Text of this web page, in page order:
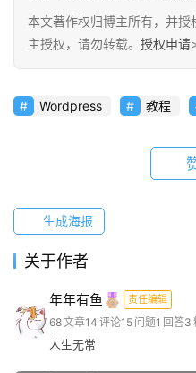
首
页
栏
目
讯
圈
子
本文著作权归博主所有，并
主授权，请勿转载。 授权申请
Wordpress 教程
生成海报
关于作者
年年有鱼 责任编辑
68文章14 评论15 问题1 回答3
人生无常